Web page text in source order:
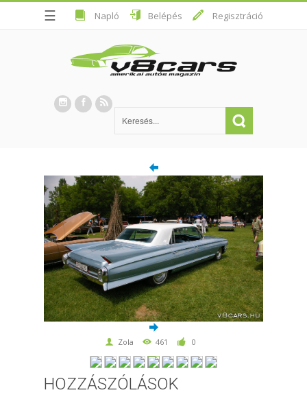
☰ Napló Belépés Regisztráció
Zola 461 0
HOZZÁSZÓLÁSOK